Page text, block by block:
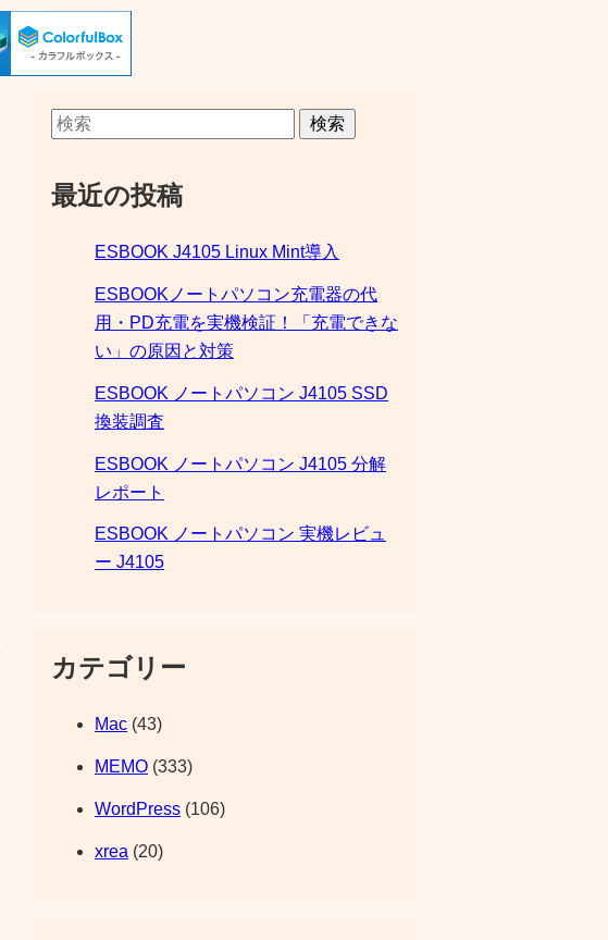
検索
最近の投稿
ESBOOK J4105 Linux Mint導入
ESBOOKノートパソコン充電器の代
用・PD充電を実機検証！「充電できな
い」の原因と対策
ESBOOK ノートパソコン J4105 SSD
換装調査
ESBOOK ノートパソコン J4105 分解
レポート
ESBOOK ノートパソコン 実機レビュ
ー J4105
カテゴリー
Mac (43)
MEMO (333)
WordPress (106)
xrea (20)